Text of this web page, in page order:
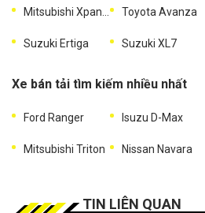
Toyota Avanza
Suzuki Ertiga Suzuki XL7
Xe bán tải tìm kiếm nhiều nhất
Ford Ranger Isuzu D-Max
Mitsubishi Triton Nissan Navara
TIN LIÊN QUAN